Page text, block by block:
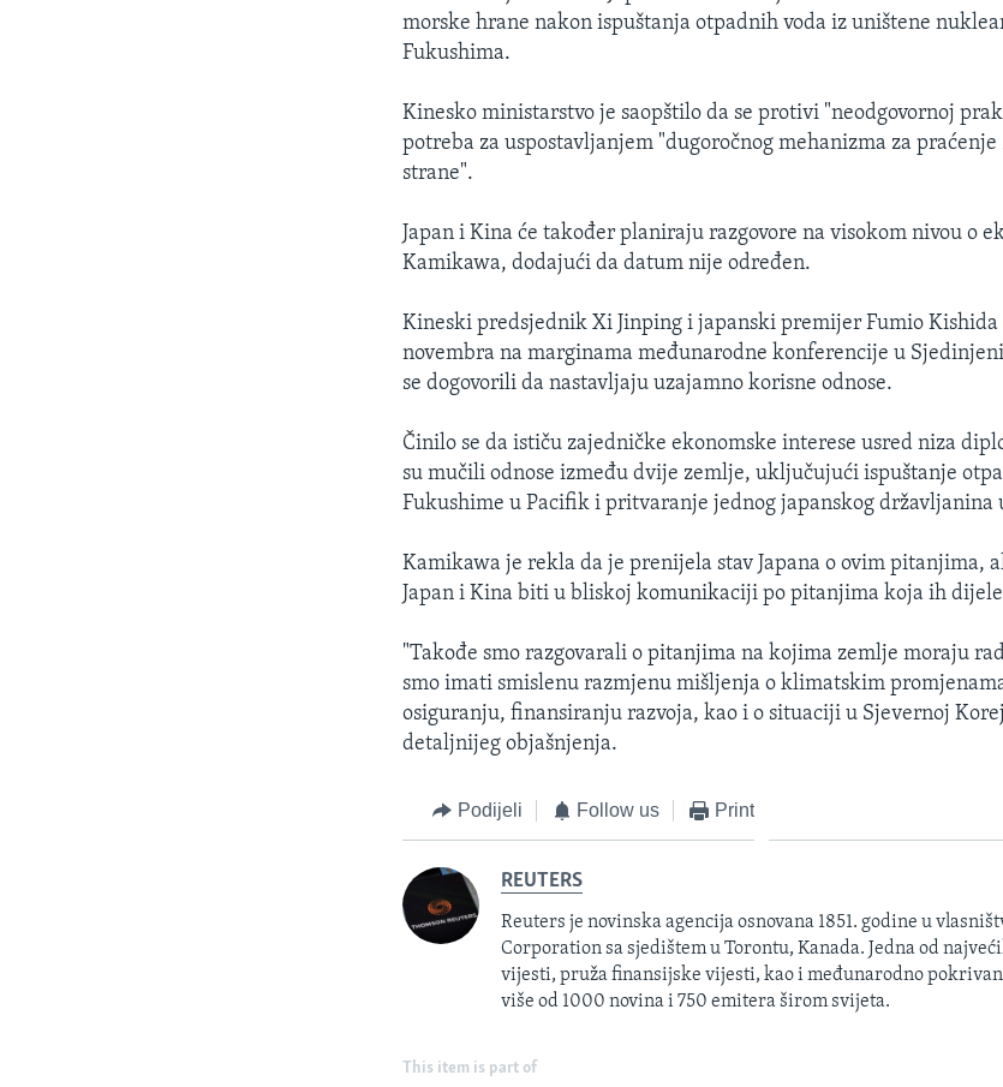
morske hrane nakon ispuštanja otpadnih voda iz uništene
Fukushima.
Kinesko ministarstvo je saopštilo da se protivi "neodgovornoj
potreba za uspostavljanjem "dugoročnog mehanizma za praćenje
strane".
Japan i Kina će također planiraju razgovore na visokom nivou o
Kamikawa, dodajući da datum nije određen.
Kineski predsjednik Xi Jinping i japanski premijer Fumio Kishida
novembra na marginama međunarodne konferencije u
se dogovorili da nastavljaju uzajamno korisne odnose.
Činilo se da ističu zajedničke ekonomske interese usred niza
su mučili odnose između dvije zemlje, uključujući ispuštanje
Fukushime u Pacifik i pritvaranje jednog japanskog državljanina
Kamikawa je rekla da je prenijela stav Japana o ovim pitanjima,
Japan i Kina biti u bliskoj komunikaciji po pitanjima koja ih
"Takođe smo razgovarali o pitanjima na kojima zemlje moraju
smo imati smislenu razmjenu mišljenja o klimatskim
osiguranju, finansiranju razvoja, kao i o situaciji u Sjevernoj
detaljnijeg objašnjenja.
Podijeli Follow us Print
REUTERS
Reuters je novinska agencija osnovana 1851. godine u
Corporation sa sjedištem u Torontu, Kanada. Jedna od
vijesti, pruža finansijske vijesti, kao i međunarodno
više od 1000 novina i 750 emitera širom svijeta.
This item is part of